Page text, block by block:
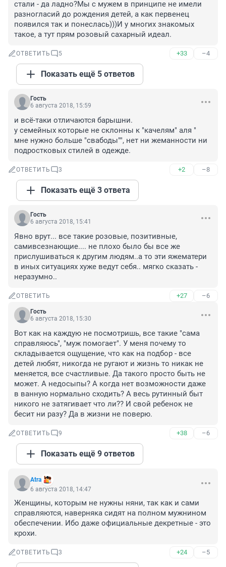
стали - да ладно?Мы с мужем в принципе не имели
разногласий до рождения детей, а как первенец
появился так и понеслась)))И у многих знакомых
такое, а тут прям розовый сахарный идеал.
ОТВЕТИТЬ 5 +33 –4
Показать ещё 5 ответов
Гость
6 августа 2018, 15:59
и всё-таки отличаются барышни.
у семейных которые не склонны к "качелям" аля "
мне нужно больше "свабоды"", нет ни жеманности ни
подростковых стилей в одежде.
ОТВЕТИТЬ 3 +2 –8
Показать ещё 3 ответа
Гость
6 августа 2018, 15:41
Явно врут... все такие розовые, позитивные,
самивсезнающие.... не плохо было бы все же
прислушиваться к другим людям..а то эти яжематери
в иных ситуациях хуже ведут себя.. мягко сказать -
неразумно..
ОТВЕТИТЬ +27 –6
Гость
6 августа 2018, 15:30
Вот как на каждую не посмотришь, все такие "сама
справляюсь", "муж помогает". У меня почему то
складывается ощущение, что как на подбор - все
детей любят, никогда не ругают и жизнь то никак не
меняется, все счастливые. Да такого просто быть не
может. А недосыпы? А когда нет возможности даже
в ванную нормально сходить? А весь рутинный быт
никого не затягивает что ли?? И свой ребенок не
бесит ни разу? Да в жизни не поверю.
ОТВЕТИТЬ 9 +38 –6
Показать ещё 9 ответов
Atra
6 августа 2018, 14:47
Женщины, которым не нужны няни, так как и сами
справляются, наверняка сидят на полном мужнином
обеспечении. Ибо даже официальные декретные - это
крохи.
ОТВЕТИТЬ 3 +24 –5